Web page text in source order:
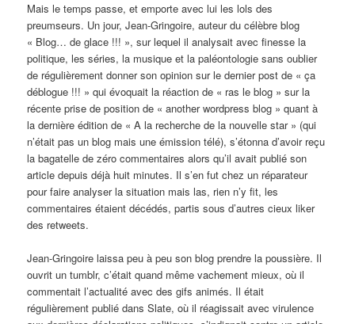
Mais le temps passe, et emporte avec lui les lols des
preumseurs. Un jour, Jean-Gringoire, auteur du célèbre blog
« Blog… de glace !!! », sur lequel il analysait avec finesse la
politique, les séries, la musique et la paléontologie sans oublier
de régulièrement donner son opinion sur le dernier post de « ça
déblogue !!! » qui évoquait la réaction de « ras le blog » sur la
récente prise de position de « another wordpress blog » quant à
la dernière édition de « A la recherche de la nouvelle star » (qui
n’était pas un blog mais une émission télé), s’étonna d’avoir reçu
la bagatelle de zéro commentaires alors qu’il avait publié son
article depuis déjà huit minutes. Il s’en fut chez un réparateur
pour faire analyser la situation mais las, rien n’y fit, les
commentaires étaient décédés, partis sous d’autres cieux liker
des retweets.
Jean-Gringoire laissa peu à peu son blog prendre la poussière. Il
ouvrit un tumblr, c’était quand même vachement mieux, où il
commentait l’actualité avec des gifs animés. Il était
régulièrement publié dans Slate, où il réagissait avec virulence